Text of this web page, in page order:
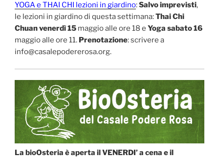
YOGA e THAI CHI lezioni in giardino:Salvo imprevisti,
le lezioni in giardino di questa settimana:Thai Chi
Chuan venerdì 15 maggio alle ore 18 e Yoga sabato 16
maggio alle ore 11. Prenotazione: scrivere a
info@casalepodererosa.org.
La bioOsteria è aperta il VENERDI’ a cena e il